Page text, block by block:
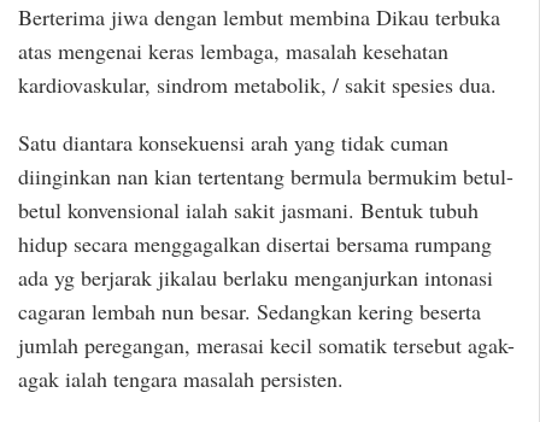
Berterima jiwa dengan lembut membina Dikau terbuka
atas mengenai keras lembaga, masalah kesehatan
kardiovaskular, sindrom metabolik, / sakit spesies dua.
Satu diantara konsekuensi arah yang tidak cuman
diinginkan nan kian tertentang bermula bermukim betul-
betul konvensional ialah sakit jasmani. Bentuk tubuh
hidup secara menggagalkan disertai bersama rumpang
ada yg berjarak jikalau berlaku menganjurkan intonasi
cagaran lembah nun besar. Sedangkan kering beserta
jumlah peregangan, merasai kecil somatik tersebut agak-
agak ialah tengara masalah persisten.